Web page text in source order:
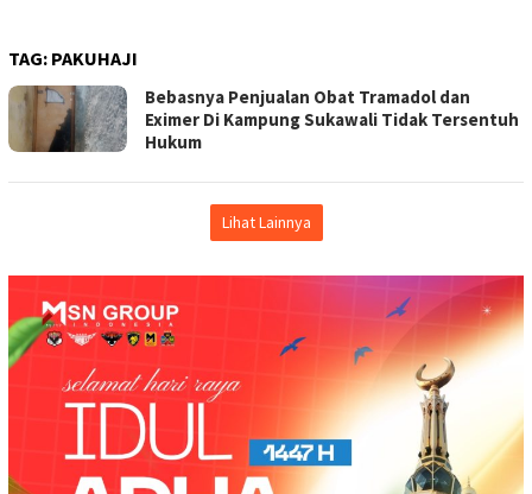
TAG: PAKUHAJI
Bebasnya Penjualan Obat Tramadol dan
Eximer Di Kampung Sukawali Tidak Tersentuh
Hukum
Lihat Lainnya